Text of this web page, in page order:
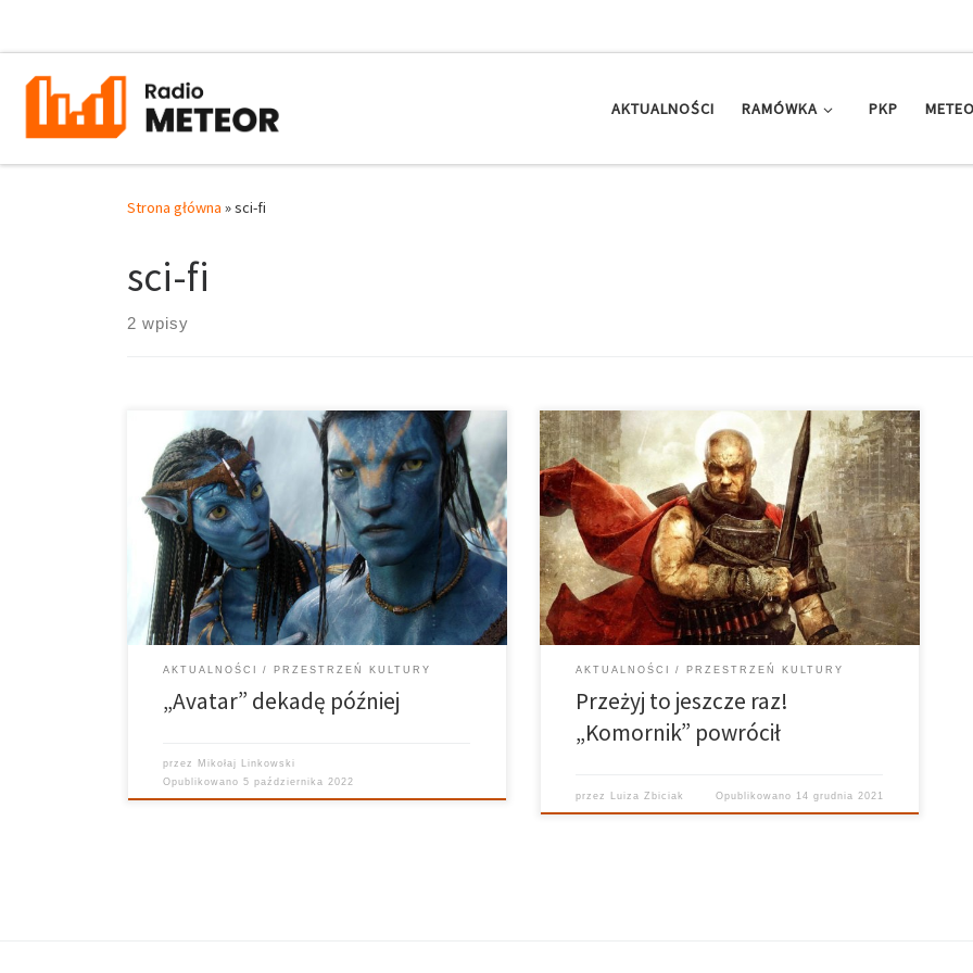
AKTUALNOŚCI RAMÓWKA PKP
Strona główna »sci-fi
sci-fi
2 wpisy
Jamesa Camerona nie trzeba pewnie przedstawiać
żadnemu miłośnikowi kina. Twórca takich klasyków
kina jak „Obcy: Decydujące starcie”, „Terminator 2:
Dzień sądu” czy „Titanic”. Jednak to „Avatar” od tego
reżysera stał się najlepiej zarabiającym filmem w
historii kina. Legendarny wręcz film, […]
AKTUALNOŚCI PRZESTRZEŃ KULTURY
„Avatar” dekadę później
przez Mikołaj Linkowski
Opublikowano5 października 2022
Michał Gołkowski w ostatniej części trylogii o
przygodach Ezekiela Siódmego nie dawał
czytelnikom zbyt wielkiego pola do nadziei na
rozszerzenie serii. Jednak listopad przyniósł fanom
nie lada niespodziankę w postaci najnowszej części
pod tytułem „Komornik. Arena Dłużników #1”. Gorzej
być nie może? […]
AKTUALNOŚCI PRZESTRZEŃ KULTURY
Przeżyj to jeszcze raz!
„Komornik” powrócił
przez Luiza Zbiciak Opublikowano 14 grudnia 2021